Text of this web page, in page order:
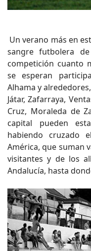
Un verano más en
sangre futbolera
competición cuanto
se esperan
Alhama y
Játar, Zafarraya,
Cruz, Moraleda de
capital pueden
habiendo cruzado
América, que suman
visitantes y de los
Andalucía, hasta